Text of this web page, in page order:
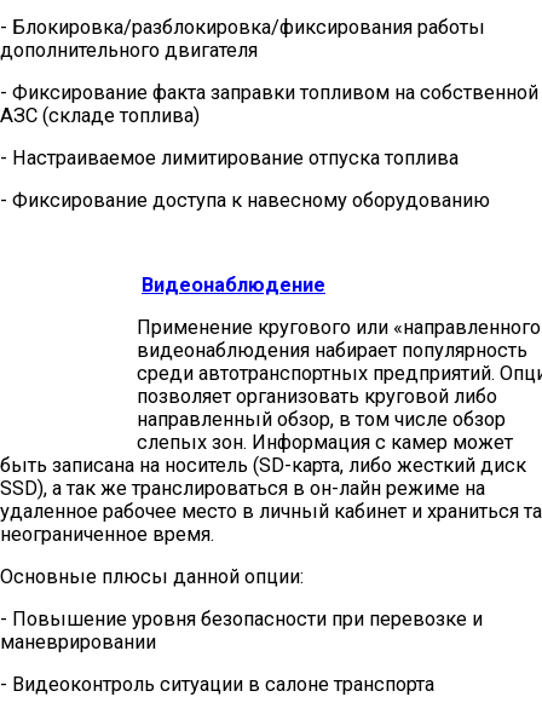
- Блокировка/разблокировка/фиксирования работы
дополнительного двигателя
- Фиксирование факта заправки топливом на собственной
АЗС (складе топлива)
- Настраиваемое лимитирование отпуска топлива
- Фиксирование доступа к навесному оборудованию
Видеонаблюдение
Применение кругового или
видеонаблюдения набирает популярность
среди автотранспортных предприятий.
позволяет организовать круговой либо
направленный обзор, в том числе обзор
слепых зон. Информация с камер может
быть записана на носитель (SD-карта, либо жесткий диск
SSD), а так же транслироваться в он-лайн режиме на
удаленное рабочее место в личный кабинет и храниться
неограниченное время.
Основные плюсы данной опции:
- Повышение уровня безопасности при перевозке и
маневрировании
- Видеоконтроль ситуации в салоне транспорта